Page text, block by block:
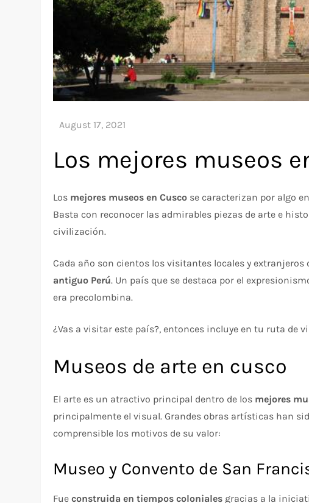
Los mejores museos
Los mejores museos en Cusco se caracterizan por algo
Basta con reconocer las admirables piezas de arte e
civilización.
Cada año son cientos los visitantes locales y
antiguo Perú. Un país que se destaca por el
era precolombina.
¿Vas a visitar este país?, entonces incluye en tu ruta de
Museos de arte en cusco
El arte es un atractivo principal dentro de los mejores
principalmente el visual. Grandes obras artísticas han
comprensible los motivos de su valor:
Museo y Convento de San
Fueconstruida en tiempos coloniales gracias a la